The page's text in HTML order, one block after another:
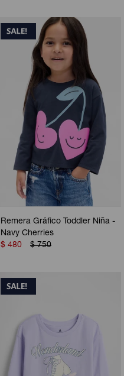
Remera Gráfico Toddler Niña -
Navy Cherries
$ 480 $ 750